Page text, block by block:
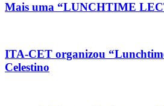
Mais uma “LUNCHTIME
ITA-CET organizou
Celestino